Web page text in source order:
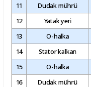
11
Dudak mührü
12
Yatak yeri
13
O-halka
14
Stator kalkan
15
O-halka
16
Dudak mührü